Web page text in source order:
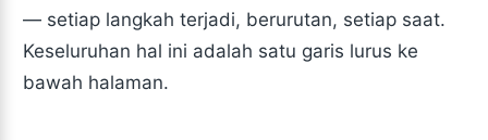
— setiap langkah terjadi, berurutan, setiap saat.
Keseluruhan hal ini adalah satu garis lurus ke
bawah halaman.